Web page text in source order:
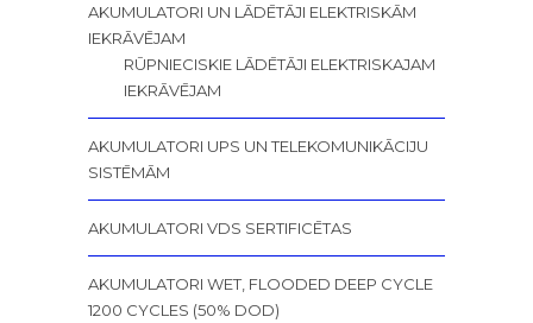
AKUMULATORI UN LĀDĒTĀJI ELEKTRISKĀM
IEKRĀVĒJAM
RŪPNIECISKIE LĀDĒTĀJI ELEKTRISKAJAM
IEKRĀVĒJAM
AKUMULATORI UPS UN TELEKOMUNIKĀCIJU
SISTĒMĀM
AKUMULATORI VDS SERTIFICĒTAS
AKUMULATORI WET, FLOODED DEEP CYCLE
1200 CYCLES (50% DOD)